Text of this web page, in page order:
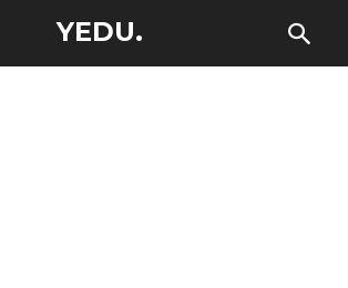
YEDU.